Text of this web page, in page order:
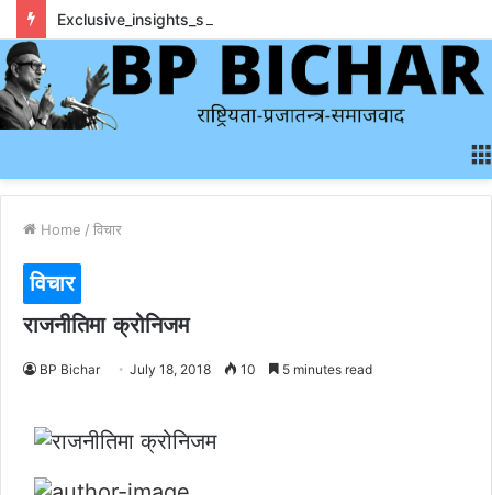
Home / विचार
विचार
राजनीतिमा क्रोनिजम
BP Bichar July 18, 2018 10 5 minutes read